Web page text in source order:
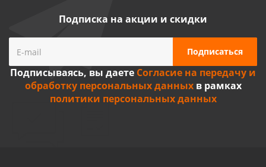
Подписка на акции и скидки
Подписываясь, вы даете Согласие на передачу и
обработку персональных данныхв рамках
политики персональных данных